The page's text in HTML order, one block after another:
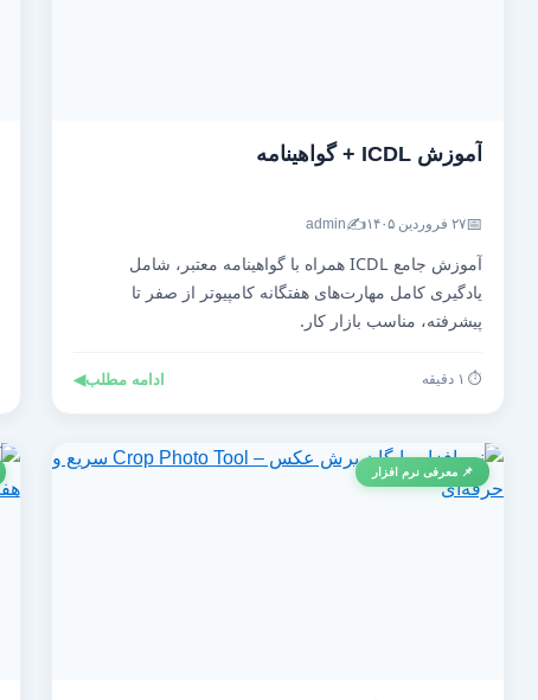
آموزش ICDL + گواهینامه
📅۲۷ فروردین ۱۴۰۵ ✍️
admin
آموزش جامع ICDL همراه با گواهینامه معتبر، شامل
یادگیری کامل مهارت‌های هفتگانه کامپیوتر از صفر تا
پیشرفته، مناسب بازار کار.
⏱️ ۱ دقیقه ادامه مطلب◀
📌 معرفی نرم افزار